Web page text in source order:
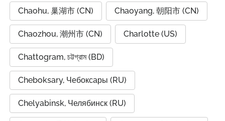
Chaohu, 巢湖市 (CN) Chaoyang, 朝阳市 (CN)
Chaozhou, 潮州市 (CN) Charlotte (US)
Chattogram, চট্টগ্রাম (BD)
Cheboksary, Чебоксары (RU)
Chelyabinsk, Челябинск (RU)